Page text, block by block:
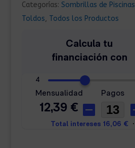
Categorías: Sombrillas de Piscinas
Toldos, Todos los Productos